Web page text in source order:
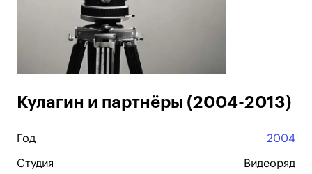
Кулагин и партнёры (2004-2013)
Год 2004
Студия Видеоряд